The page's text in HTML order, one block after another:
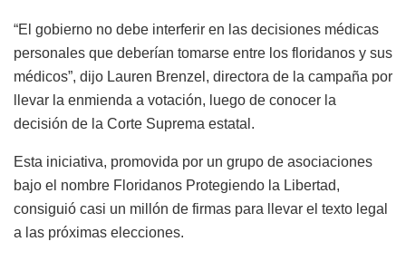
“El gobierno no debe interferir en las decisiones médicas
personales que deberían tomarse entre los floridanos y sus
médicos”, dijo Lauren Brenzel, directora de la campaña por
llevar la enmienda a votación, luego de conocer la
decisión de la Corte Suprema estatal.
Esta iniciativa, promovida por un grupo de asociaciones
bajo el nombre Floridanos Protegiendo la Libertad,
consiguió casi un millón de firmas para llevar el texto legal
a las próximas elecciones.